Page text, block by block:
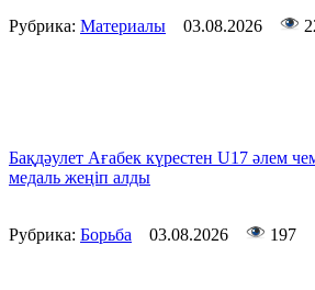
Рубрика: Материалы 03.08.2026
Бақдәулет Ағабек күрестен U17 әлем
медаль жеңіп алды
Рубрика: Борьба 03.08.2026 197